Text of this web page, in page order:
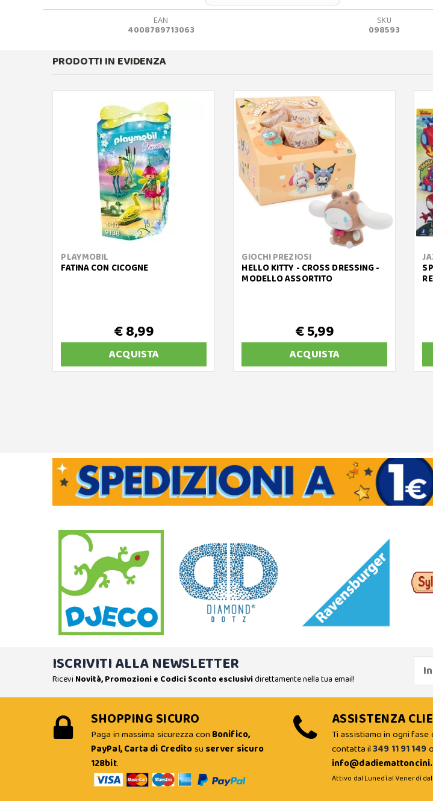
EAN
4008789713063
SKU
098593
PRODOTTI IN EVIDENZA
PLAYMOBIL
FATINA CON CICOGNE
€ 8,99
ACQUISTA
GIOCHI PREZIOSI
HELLO KITTY - CROSS DRESSING -
MODELLO ASSORTITO
€ 5,99
ACQUISTA
ISCRIVITI ALLA NEWSLETTER
Ricevi Novità, Promozioni e Codici Sconto esclusividirettamente nella tua email!
SHOPPING SICURO
Paga in massima sicurezza con Bonifico,
PayPal, Carta di Creditosu server sicuro
128bit.
ASSISTENZA
Ti assistiamo in ogni
contatta il349 11 91 149
Attivo dal Lunedì al Venerdì